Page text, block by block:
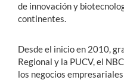
de innovación y
continentes.
Desde el inicio en 2010,
Regional y la PUCV, el
los negocios